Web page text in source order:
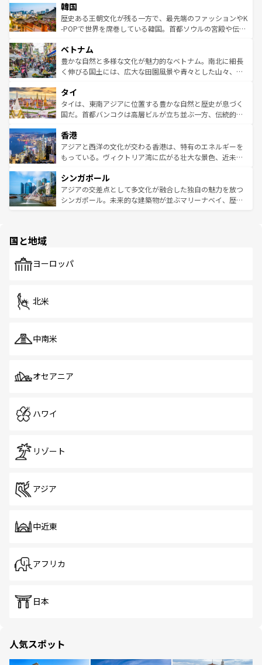
ワイを、存分に味わってほしい。 なお、新着のハワイ情報
はコンテンツ一覧を参照してほしい。
いる。アクティビティも充実しており、サーフィンやダイ
ビング、ハイキングなど、アウトドア好きにはたまらな
い。オーストラリアの多彩な魅力を存分に味わいつくそ
参照してほしい。
ン）、静ひつな山岳地帯である台湾東部など、都市の喧騒
と山間の静けさが共存しており、訪れる人に新しい発見と
驚きをもたらしてくれる。また、奥深い台湾の食文化も魅
容にもいいと評判のスイーツなど、バラエティ豊かな料理
が味わえる。 なお、新着の台湾情報は コンテンツ一覧を参
照してほしい。
韓国
歴史ある王朝文化が残る一方で、最先端のファッションやK
-POPで世界を席巻している韓国。首都ソウルの宮殿や伝統
き、地方に足を延ばせば四季折々の自然美を楽しむことが
できる。そして、キムチや焼肉、絶品のストリートフード
まで、さまざまな韓国料理が待っている。夜には、韓国な
リティに包まれながら、韓国の多彩な魅力を心ゆくまで味
わってみてほしい。 なお、新着の韓国情報はコンテンツ一
覧を参照してほしい。
ベトナム
豊かな自然と多様な文化が魅力的なベトナム。南北に細長
く伸びる国土には、広大な田園風景や青々とした山々、世
急速な発展と共に伝統が息づく。ハノイの古い町並みやホ
ーチミン市のフランス統治時代の建物も、独特の雰囲気を
醸し出している。また、バラエティの豊かさとおいしさで
とつ。フォーやバインミー、ベトナムコーヒーなどは、ぜ
ひ現地で味わいたい。どの地域を訪れてもあたたかい人々
が旅行者を迎えてくれるので、きっと忘れられない旅にな
参照してほしい。
タイ
タイは、東南アジアに位置する豊かな自然と歴史が息づく
国だ。首都バンコクは高層ビルが立ち並ぶ一方、伝統的な
の活気が交差している。北部ではチェンマイなどの山岳地
帯で自然と触れ合い、南部ではプーケットやクラビの美し
いビーチでリゾート気分を楽しむことができる。タイ料理
激する。気候は一年中温暖で、どの季節にも異なる楽しみ
が待っている。親しみやすいタイの人々、仏教を中心とし
た文化、そして多様な観光資源が、訪れる旅人を魅了し続
香港
アジアと西洋の文化が交わる香港は、特有のエネルギーを
もっている。ヴィクトリア湾に広がる壮大な景色、近未来
み、どこを訪れても感動するはず。観光スポットが密集し
ており、効率よく見どころを回れるのも魅力。息をのむよ
うな絶景から文化的な体験まで、香港を存分に楽しみ尽く
シンガポール
アジアの交差点として多文化が融合した独自の魅力を放つ
シンガポール。未来的な建築物が並ぶマリーナベイ、歴史
で、ホーカーズは地元の風情を楽しめる外せないスポット
国と地域
ヨーロッパ
北米
中南米
オセアニア
ハワイ
リゾート
アジア
中近東
アフリカ
日本
人気スポット